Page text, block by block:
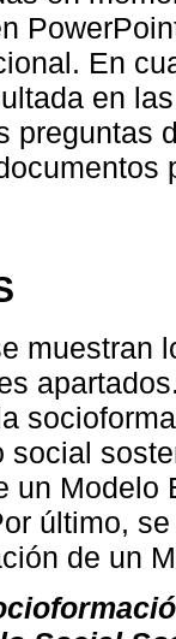
En
en
preguntas
muestran
social
un Modelo
último,
de un